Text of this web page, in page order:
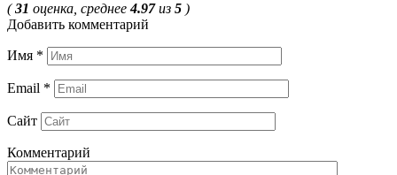
(31 оценка, среднее4.97из 5 )
Добавить комментарий
Имя *
Email *
Сайт
Комментарий